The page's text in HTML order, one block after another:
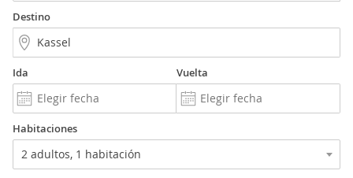
Destino
Ida Vuelta
Habitaciones